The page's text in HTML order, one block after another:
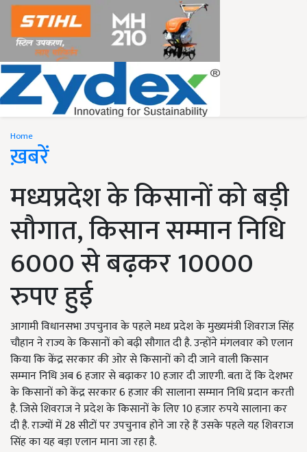
Home
ख़बरें
मध्यप्रदेश के किसानों को बड़ी
सौगात, किसान सम्मान निधि
6000 से बढ़कर 10000
रुपए हुई
आगामी विधानसभा उपचुनाव के पहले मध्य प्रदेश के मुख्यमंत्री शिवराज सिंह
चौहान ने राज्य के किसानों को बढ़ी सौगात दी है. उन्होंने मंगलवार को एलान
किया कि केंद्र सरकार की ओर से किसानों को दी जाने वाली किसान
सम्मान निधि अब 6 हजार से बढ़ाकर 10 हजार दी जाएगी. बता दें कि देशभर
के किसानों को केंद्र सरकार 6 हजार की सालाना सम्मान निधि प्रदान करती
है. जिसे शिवराज ने प्रदेश के किसानों के लिए 10 हजार रुपये सालाना कर
दी है. राज्यों में 28 सीटों पर उपचुनाव होने जा रहे हैं उसके पहले यह शिवराज
सिंह का यह बड़ा एलान माना जा रहा है.